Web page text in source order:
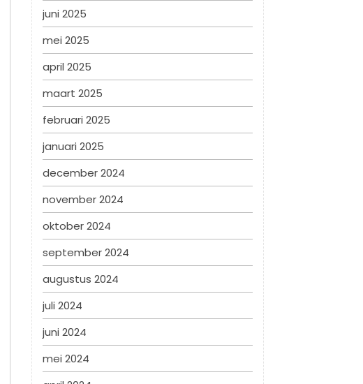
juni 2025
mei 2025
april 2025
maart 2025
februari 2025
januari 2025
december 2024
november 2024
oktober 2024
september 2024
augustus 2024
juli 2024
juni 2024
mei 2024